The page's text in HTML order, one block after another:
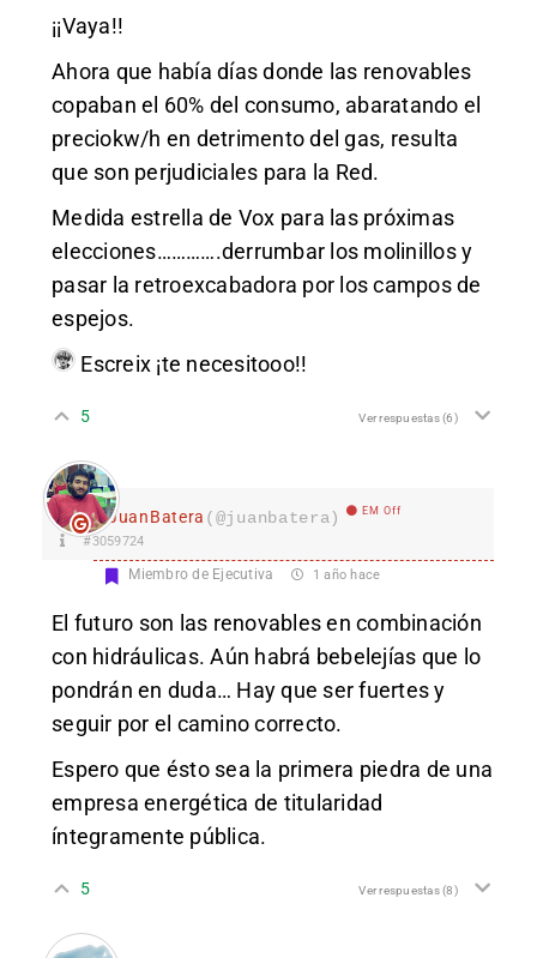
¡¡Vaya!!
Ahora que había días donde las renovables
copaban el 60% del consumo, abaratando el
preciokw/h en detrimento del gas, resulta
que son perjudiciales para la Red.
Medida estrella de Vox para las próximas
elecciones………….derrumbar los molinillos y
pasar la retroexcabadora por los campos de
espejos.
Escreix ¡te necesitooo!!
5 Ver respuestas(6)
JuanBatera (@juanbatera) EM Off
#3059724
Miembro de Ejecutiva 1 año hace
El futuro son las renovables en combinación
con hidráulicas. Aún habrá bebelejías que lo
pondrán en duda… Hay que ser fuertes y
seguir por el camino correcto.
Espero que ésto sea la primera piedra de una
empresa energética de titularidad
íntegramente pública.
5 Ver respuestas(8)